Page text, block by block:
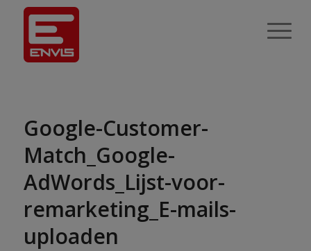
Google-Customer-
Match_Google-
AdWords_Lijst-voor-
remarketing_E-mails-
uploaden